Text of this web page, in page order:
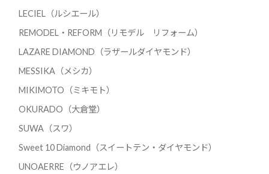
LECIEL（ルシエール）
REMODEL・REFORM（リモデル リフォーム）
LAZARE DIAMOND（ラザールダイヤモンド）
MESSIKA（メシカ）
MIKIMOTO（ミキモト）
OKURADO（大倉堂）
SUWA（スワ）
Sweet 10 Diamond（スイートテン・ダイヤモンド）
UNOAERRE（ウノアエレ）